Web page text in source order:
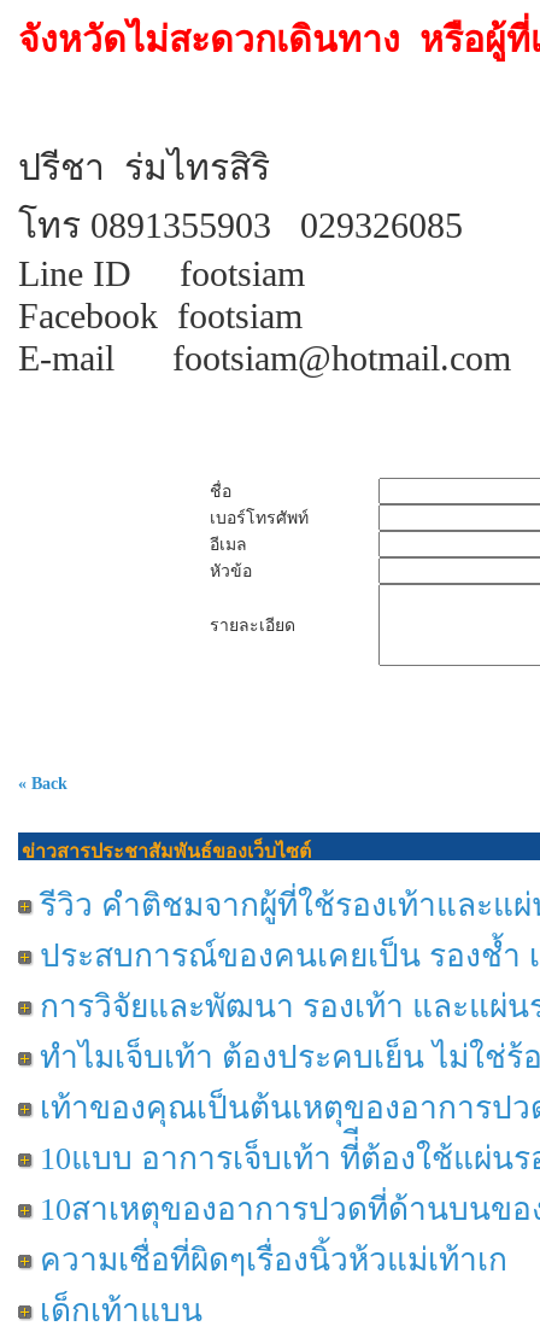
จังหวัดไม่สะดวกเดินทาง หรือผู้ที่
ปรีชา ร่มไทรสิริ
โทร 0891355903 029326085
Line ID footsiam
Facebook footsiam
E-mail footsiam@hotmail.com
ชื่อ
เบอร์โทรศัพท์
อีเมล
หัวข้อ
รายละเอียด
« Back
ข่าวสารประชาสัมพันธ์ของเว็บไซต์
รีวิว คำติชมจากผู้ที่ใช้รองเท้าและแผ่
ประสบการณ์ของคนเคยเป็น รองช้ำ
การวิจัยและพัฒนา รองเท้า และแผ่
ทำไมเจ็บเท้า ต้องประคบเย็น ไม่ใช่ร้
เท้าของคุณเป็นต้นเหตุของอาการป
10แบบ อาการเจ็บเท้า ที่ีต้องใช้แผ่น
10สาเหตุของอาการปวดที่ด้านบนขอ
ความเชื่อที่ผิดๆเรื่องนิ้วห้วแม่เท้าเก
เด็กเท้าแบน